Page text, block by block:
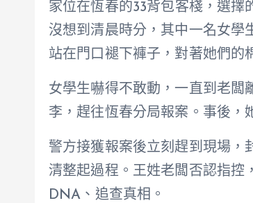
家位在恆春的33背包客棧，選擇
沒想到清晨時分，其中一名女學
站在門口褪下褲子，對著她們的
女學生嚇得不敢動，一直到老闆
李，趕往恆春分局報案。事後，
警方接獲報案後立刻趕到現場，
清整起過程。王姓老闆否認指控
DNA、追查真相。